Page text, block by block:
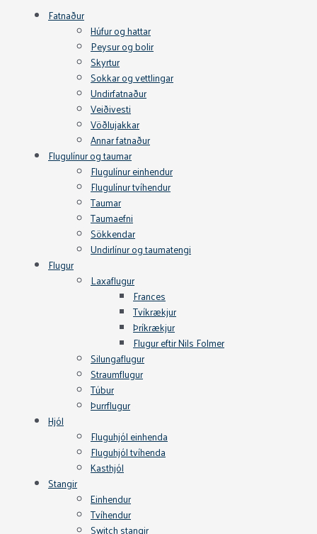
Fatnaður
Húfur og hattar
Peysur og bolir
Skyrtur
Sokkar og vettlingar
Undirfatnaður
Veiðivesti
Vöðlujakkar
Annar fatnaður
Flugulínur og taumar
Flugulínur einhendur
Flugulínur tvíhendur
Taumar
Taumaefni
Sökkendar
Undirlínur og taumatengi
Flugur
Laxaflugur
Frances
Tvíkrækjur
Þríkrækjur
Flugur eftir Nils Folmer
Silungaflugur
Straumflugur
Túbur
Þurrflugur
Hjól
Fluguhjól einhenda
Fluguhjól tvíhenda
Kasthjól
Stangir
Einhendur
Tvíhendur
Switch stangir